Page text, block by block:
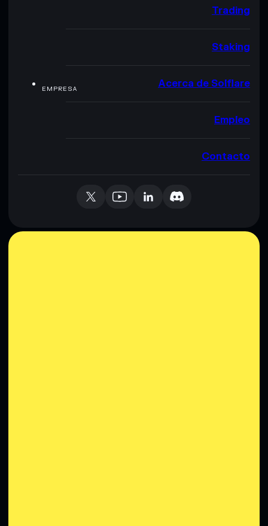
Trading
Staking
EMPRESA Acerca de Solflare
Empleo
Contacto